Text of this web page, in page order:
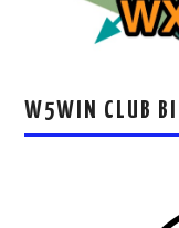
W5WIN CLUB